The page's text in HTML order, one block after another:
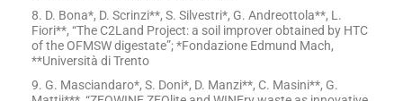
8. D. Bona*, D. Scrinzi**, S. Silvestri*, G. Andreottola**, L.
Fiori**, “The C2Land Project: a soil improver obtained by HTC
of the OFMSW digestate”; *Fondazione Edmund Mach,
**Università di Trento
9. G. Masciandaro*, S. Doni*, D. Manzi**, C. Masini**, G.